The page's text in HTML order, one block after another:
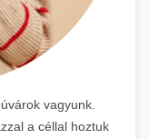
vagyunk.
a céllal hoztuk